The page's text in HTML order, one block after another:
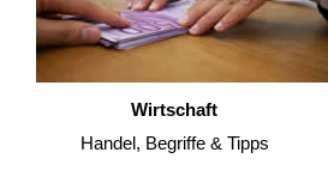
Wirtschaft
Handel, Begriffe & Tipps